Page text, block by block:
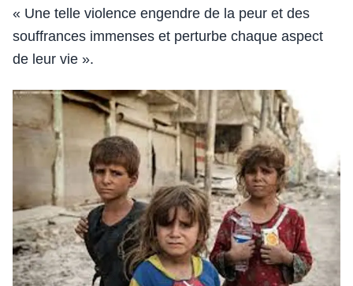
« Une telle violence engendre de la peur et des
souffrances immenses et perturbe chaque aspect
de leur vie ».